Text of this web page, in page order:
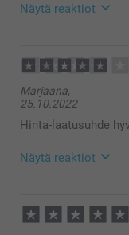
Näytä reaktiot
13:43
Hei Dan,
Suuret
sitä suuresti.
kiva laittaa
Kiitos, että
Lämpimin
Kirsi
Marjaana,
25.10.2022
Hinta-laatusuhde
Näytä reaktiot
13:38
Hei Marjaana!